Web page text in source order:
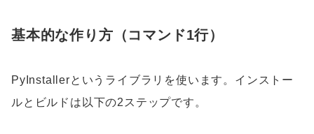
基本的な作り方（コマンド1行）
PyInstallerというライブラリを使います。インストー
ルとビルドは以下の2ステップです。